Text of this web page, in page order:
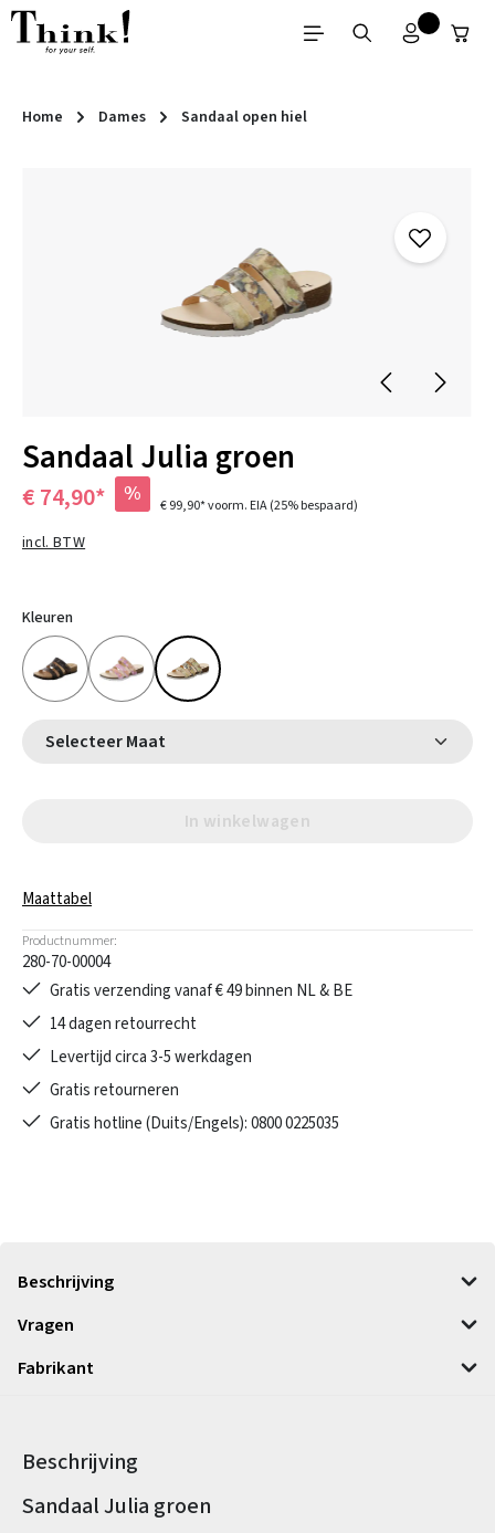
Ga naar de hoofdinhoud
Home Dames Sandaal open hiel
Sandaal Julia groen
€ 74,90* % € 99,90*voorm. EIA(25% bespaard)
incl. BTW
Kleuren
Selecteer Maat
In winkelwagen
Maattabel
Productnummer:
280-70-00004
Gratis verzending vanaf € 49 binnen NL & BE
14 dagen retourrecht
Levertijd circa 3-5 werkdagen
Gratis retourneren
Gratis hotline (Duits/Engels): 0800 0225035
Beschrijving
Vragen
Fabrikant
Beschrijving
Productinformatie
Sandaal Julia groen